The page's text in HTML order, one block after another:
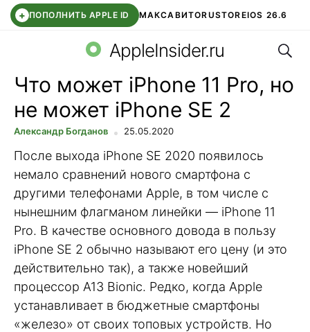
+ ПОПОЛНИТЬ APPLE ID МАКСАВИТОRUSTOREIOS 26.6
СБЕР КИДС ВТБ ОНЛАЙН ЧАТ В ROBLOX
AppleInsider.ru
Что может iPhone 11 Pro, но
не может iPhone SE 2
Александр Богданов 25.05.2020
После выхода iPhone SE 2020 появилось
немало сравнений нового смартфона с
другими телефонами Apple, в том числе с
нынешним флагманом линейки — iPhone 11
Pro. В качестве основного довода в пользу
iPhone SE 2 обычно называют его цену (и это
действительно так), а также новейший
процессор A13 Bionic. Редко, когда Apple
устанавливает в бюджетные смартфоны
«железо» от своих топовых устройств. Но